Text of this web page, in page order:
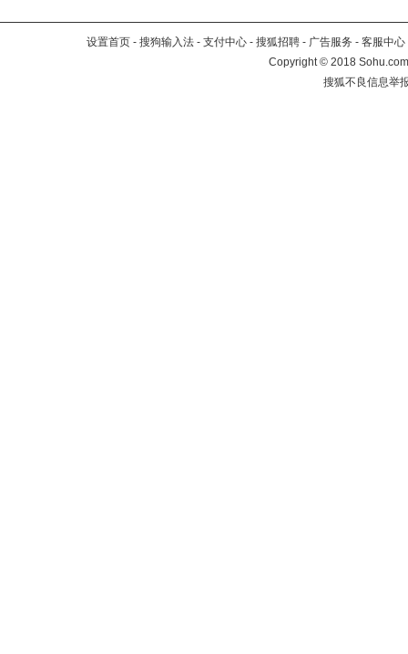
设置首页 - 搜狗输入法 - 支付中心 - 搜狐招聘 - 广告服务 - 客服中心
Copyright©2018
搜狐不良信息举